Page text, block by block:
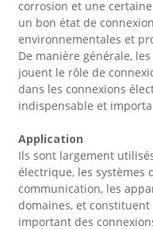
corrosion et une
un bon état de
environnementales et
De manière générale,
jouent le rôle de
dans les connexions
indispensable et
Application
Ils sont largement
électrique, les systèmes
communication, les
domaines, et
important des